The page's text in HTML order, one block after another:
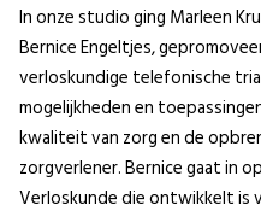
In onze studio ging Marleen
Bernice Engeltjes,
verloskundige telefonische
mogelijkheden en
kwaliteit van zorg en de
zorgverlener. Bernice gaat in
Verloskunde die ontwikkelt is